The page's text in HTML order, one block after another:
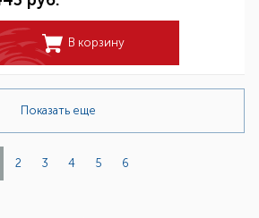
В корзину
Показать еще
2 3 4 5 6